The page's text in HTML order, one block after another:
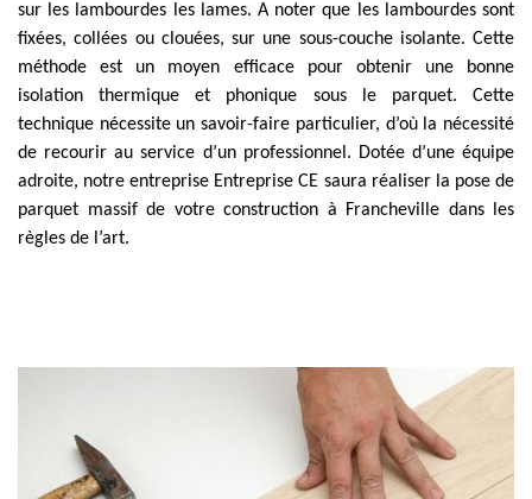
sur les lambourdes les lames. A noter que les lambourdes sont
fixées, collées ou clouées, sur une sous-couche isolante. Cette
méthode est un moyen efficace pour obtenir une bonne
isolation thermique et phonique sous le parquet. Cette
technique nécessite un savoir-faire particulier, d’où la nécessité
de recourir au service d’un professionnel. Dotée d’une équipe
adroite, notre entreprise Entreprise CE saura réaliser la pose de
parquet massif de votre construction à Francheville dans les
règles de l’art.